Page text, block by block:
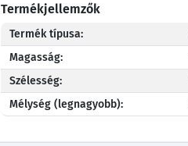
Termékjellemzők
Termék típusa:
Magasság:
Szélesség:
Mélység (legnagyobb):